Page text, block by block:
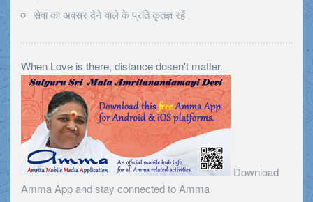
सेवा का अवसर देने वाले के प्रति कृतज्ञ रहें
When Love is there, distance dosen't matter.
Download
Amma App and stay connected to Amma